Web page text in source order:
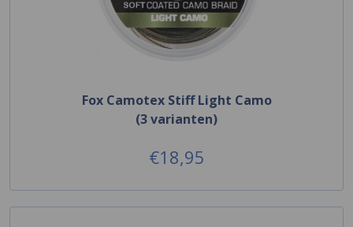
Fox Camotex Stiff Light Camo
(3 varianten)
€18,95